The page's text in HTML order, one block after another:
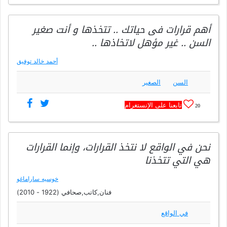
أهم قرارات فى حياتك .. تتخذها و أنت صغير
السن .. غير مؤهل لاتخاذها ..
أحمد خالد توفيق
السن الصغير
20 تابعنا على الإنستغرام
نحن في الواقع لا نتخذ القرارات، وإنما القرارات
هي التي تتخذنا
خوسيه ساراماغو
فنان,كاتب,صحافي (1922 - 2010)
في الواقع